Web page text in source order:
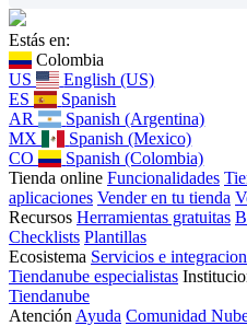
Estás en:
Colombia
US
English (US)
ES
Spanish
AR
Spanish (Argentina)
MX
Spanish (Mexico)
CO
Spanish (Colombia)
Tienda online Funcionalidades
aplicaciones Vender en tu tienda
Recursos Herramientas gratuitas
Checklists Plantillas
Ecosistema Servicios e
Tiendanube especialistas
Tiendanube
Atención Ayuda Comunidad